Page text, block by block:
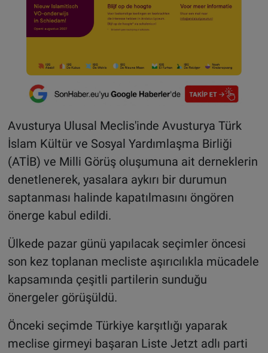
Avusturya Ulusal Meclis'inde Avusturya Türk
İslam Kültür ve Sosyal Yardımlaşma Birliği
(ATİB) ve Milli Görüş oluşumuna ait derneklerin
denetlenerek, yasalara aykırı bir durumun
saptanması halinde kapatılmasını öngören
önerge kabul edildi.
Ülkede pazar günü yapılacak seçimler öncesi
son kez toplanan mecliste aşırıcılıkla mücadele
kapsamında çeşitli partilerin sunduğu
önergeler görüşüldü.
Önceki seçimde Türkiye karşıtlığı yaparak
meclise girmeyi başaran Liste Jetzt adlı parti